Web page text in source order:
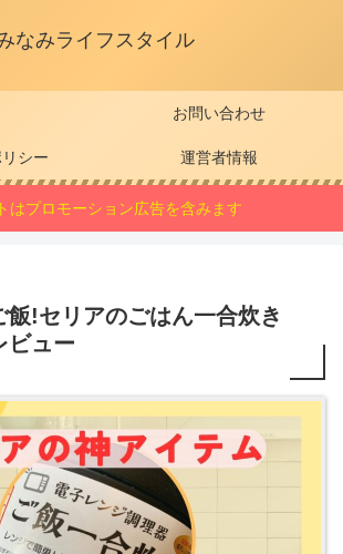
なみライフスタイル
お問い合わせ
シー 運営者情報
はプロモーション広告を含みます
飯!セリアのごはん一合炊き
ビュー